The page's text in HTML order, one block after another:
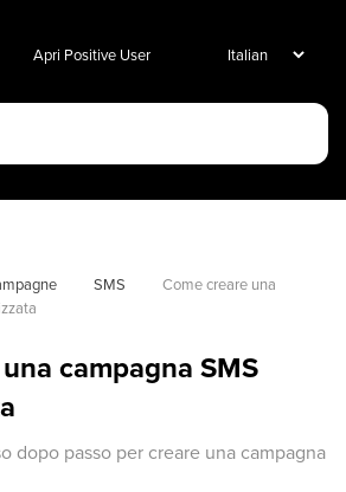
Apri Positive User
SMS
Come creare una
campagna SMS
dopo passo per creare una campagna